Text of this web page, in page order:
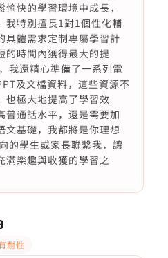
快的學習環境中成長，
我特別擅長1對1個性化輔
具體需求定制專屬學習計
的時間內獲得最大的提
我還精心準備了一系列電
及文檔資料，這些資源不
也極大地提高了學習效
普通話水平，還是需要加
文基礎，我都將是你理想
的學生或家長聯繫我，讓
滿樂趣與收獲的學習之
耐性